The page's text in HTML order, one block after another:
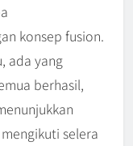
konsep fusion.
ada yang
berhasil,
selera